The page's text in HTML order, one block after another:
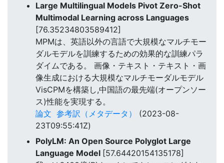
Large Multilingual Models Pivot Zero-Shot
Multimodal Learning across Languages
[76.35234803589412]
MPMは、英語以外の言語で大規模なマルチモー
ダルモデルを訓練するための効果的な訓練パラ
ダイムである。 画像・テキスト・テキスト・画
像生成における大規模なマルチモーダルモデル
VisCPMを構築し,中国語の最先端(オープンソー
ス)性能を実現する。
論文 参考訳（メタデータ）
(2023-08-
23T09:55:41Z)
PolyLM: An Open Source Polyglot Large
Language Model [57.64420154135178]